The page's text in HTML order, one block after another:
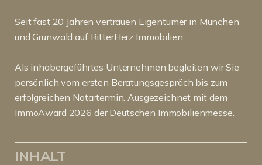
Seit fast 20 Jahren vertrauen Eigentümer in München
und Grünwald auf RitterHerz Immobilien.
Als inhabergeführtes Unternehmen begleiten wir Sie
persönlich vom ersten Beratungsgespräch bis zum
erfolgreichen Notartermin. Ausgezeichnet mit dem
ImmoAward 2026 der Deutschen Immobilienmesse.
INHALT